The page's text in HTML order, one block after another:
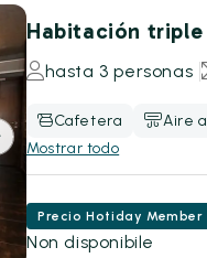
Habitación triple
hasta 3 personas
Cafetera Aire
Mostrar todo
Precio Hotiday Member
Non disponibile